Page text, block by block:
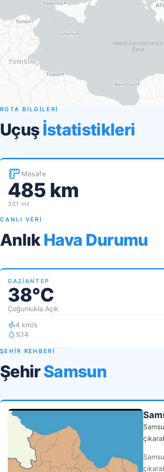
ROTA BİLGİLERİ
Uçuşİstatistikleri
Mesafe
485 km
301 mil
CANLI VERİ
AnlıkHava Durumu
GAZIANTEP
38°C
Çoğunlukla Açık
4 km/s
%14
ŞEHİR REHBERİ
ŞehirSamsun